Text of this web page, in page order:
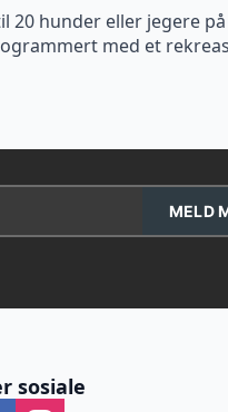
hunder eller jegere på
med et
MELD
sosiale